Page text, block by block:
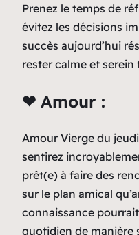
Prenez le temps de
évitez les décisions
succès aujourd’hui
rester calme et serein
❤ Amour :
Amour Vierge du
sentirez
prêt(e) à faire des
sur le plan amical
connaissance
quotidien de manière